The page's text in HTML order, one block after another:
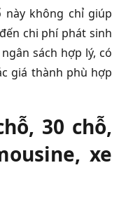
này không chỉ giúp
chi phí phát sinh
sách hợp lý, có
giá thành phù hợp
30 chỗ,
xe